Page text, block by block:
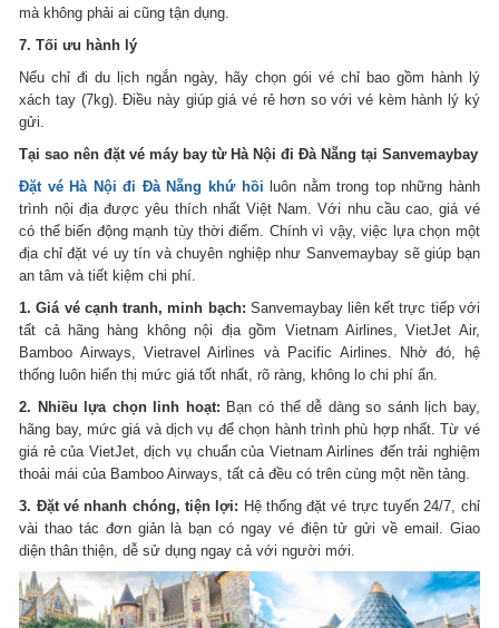
mà không phải ai cũng tận dụng.
7. Tối ưu hành lý
Nếu chỉ đi du lịch ngắn ngày, hãy chọn gói vé chỉ bao gồm hành lý
xách tay (7kg). Điều này giúp giá vé rẻ hơn so với vé kèm hành lý ký
gửi.
Tại sao nên đặt vé máy bay từ Hà Nội đi Đà Nẵng tại Sanvemaybay
Đặt vé Hà Nội đi Đà Nẵng khứ hồi luôn nằm trong top những hành
trình nội địa được yêu thích nhất Việt Nam. Với nhu cầu cao, giá vé
có thể biến động mạnh tùy thời điểm. Chính vì vậy, việc lựa chọn một
địa chỉ đặt vé uy tín và chuyên nghiệp như Sanvemaybay sẽ giúp bạn
an tâm và tiết kiệm chi phí.
1. Giá vé cạnh tranh, minh bạch: Sanvemaybay liên kết trực tiếp với
tất cả hãng hàng không nội địa gồm Vietnam Airlines, VietJet Air,
Bamboo Airways, Vietravel Airlines và Pacific Airlines. Nhờ đó, hệ
thống luôn hiển thị mức giá tốt nhất, rõ ràng, không lo chi phí ẩn.
2. Nhiều lựa chọn linh hoạt: Bạn có thể dễ dàng so sánh lịch bay,
hãng bay, mức giá và dịch vụ để chọn hành trình phù hợp nhất. Từ vé
giá rẻ của VietJet, dịch vụ chuẩn của Vietnam Airlines đến trải nghiệm
thoải mái của Bamboo Airways, tất cả đều có trên cùng một nền tảng.
3. Đặt vé nhanh chóng, tiện lợi: Hệ thống đặt vé trực tuyến 24/7, chỉ
vài thao tác đơn giản là bạn có ngay vé điện tử gửi về email. Giao
diện thân thiện, dễ sử dụng ngay cả với người mới.